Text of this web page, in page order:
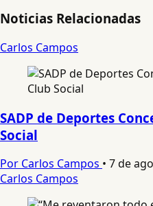
Noticias Relacionadas
Carlos Campos
SADP de Deportes
Social
Por Carlos Campos • 7 de
Carlos Campos